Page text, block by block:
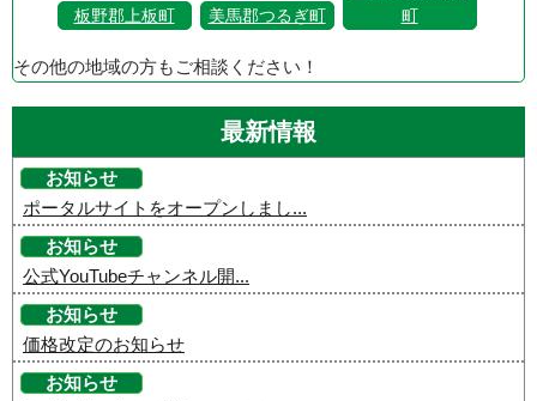
板野郡上板町 美馬郡つるぎ町
町
その他の地域の方もご相談ください！
最新情報
お知らせ
ポータルサイトをオープンしまし...
お知らせ
公式YouTubeチャンネル開...
お知らせ
価格改定のお知らせ
お知らせ